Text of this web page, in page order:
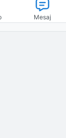
Mesaj